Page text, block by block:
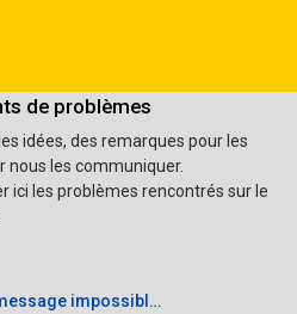
de problèmes
idées, des remarques pour les
nous les communiquer.
ici les problèmes rencontrés sur le
impossibl…